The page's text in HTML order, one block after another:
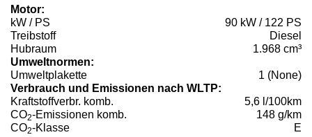
Motor:
kW / PS
90 kW / 122 PS
Treibstoff
Diesel
Hubraum
1.968 cm³
Umweltnormen:
Umweltplakette
1 (None)
Verbrauch und Emissionen nach WLTP:
Kraftstoffverbr. komb.
5,6 l/100km
CO2-Emissionen komb.
148 g/km
CO2-Klasse E